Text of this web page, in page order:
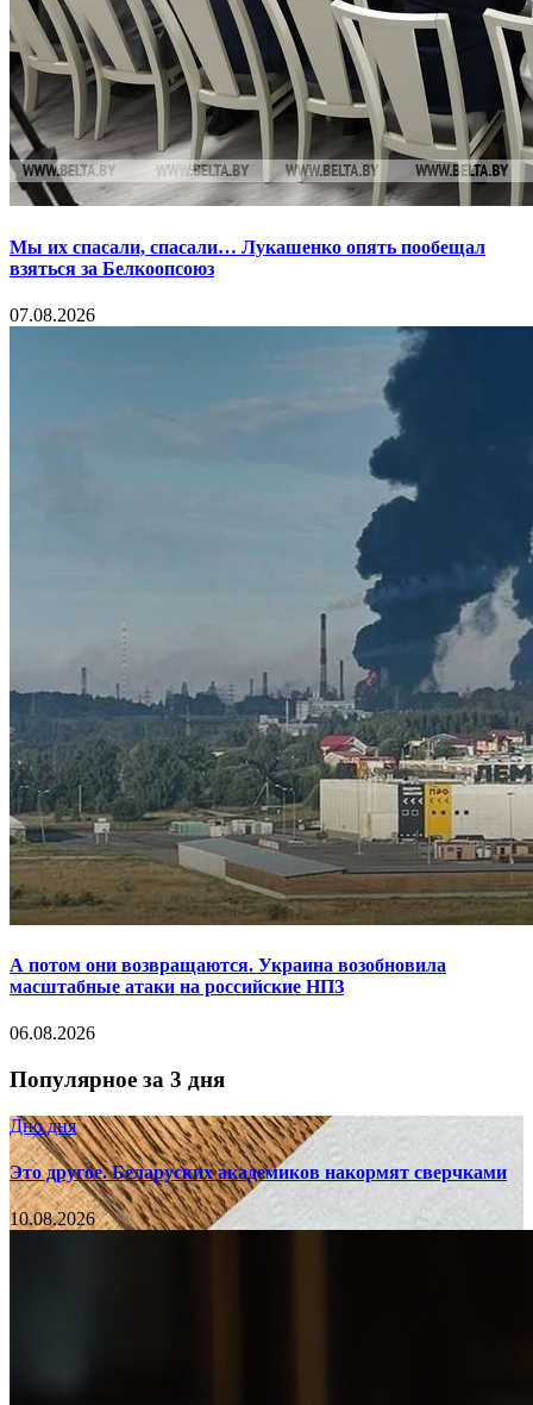
Мы их спасали, спасали… Лукашенко опять пообещал
взяться за Белкоопсоюз
07.08.2026
А потом они возвращаются. Украина возобновила
масштабные атаки на российские НПЗ
06.08.2026
Популярное за 3 дня
Дно дня
Это другое. Беларуских академиков накормят сверчками
10.08.2026